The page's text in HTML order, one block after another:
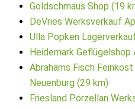
Goldschmaus Shop (19
DeVries Werksverkauf
Ulla Popken
Heidemark Geflügelshop
Abrahams Fisch
Neuenburg (29 km)
Friesland Porzellan